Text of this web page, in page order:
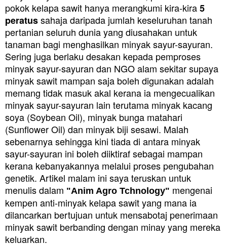
pokok kelapa sawit hanya merangkumi kira-kira5
peratussahaja daripada jumlah keseluruhan tanah
pertanian seluruh dunia yang diusahakan untuk
tanaman bagi menghasilkan minyak sayur-sayuran.
Sering juga berlaku desakan kepada pemproses
minyak sayur-sayuran dan NGO alam sekitar supaya
minyak sawit mampan saja boleh digunakan adalah
memang tidak masuk akal kerana ia mengecualikan
minyak sayur-sayuran lain terutama minyak kacang
soya (Soybean Oil), minyak bunga matahari
(Sunflower Oil) dan minyak biji sesawi. Malah
sebenarnya sehingga kini tiada di antara minyak
sayur-sayuran ini boleh diiktiraf sebagai mampan
kerana kebanyakannya melalui proses pengubahan
genetik. Artikel malam ini saya teruskan untuk
menulis dalam "Anim Agro Tchnology" mengenai
kempen anti-minyak kelapa sawit yang mana ia
dilancarkan bertujuan untuk mensabotaj penerimaan
minyak sawit berbanding dengan minay yang mereka
keluarkan.